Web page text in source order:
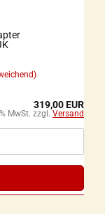
319,00 EUR
MwSt. zzgl. Versand